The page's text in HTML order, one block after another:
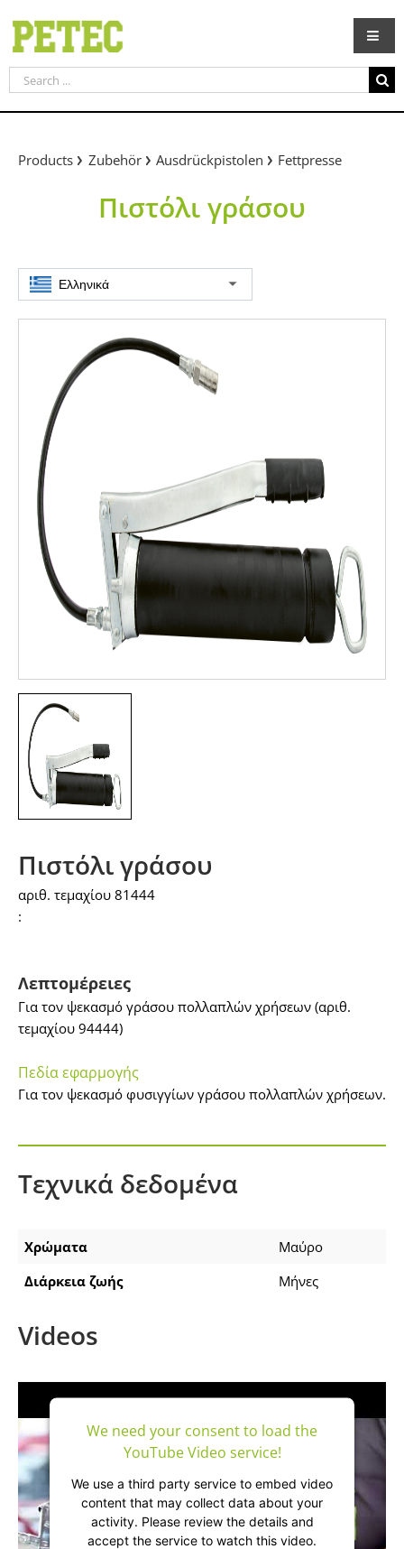
content
Search
for:
Products Zubehör Ausdrückpistolen Fettpresse
Πιστόλι γράσου
Ελληνικά
Πιστόλι γράσου
αριθ. τεμαχίου 81444
:
Λεπτομέρειες
Για τον ψεκασμό γράσου πολλαπλών χρήσεων (αριθ.
τεμαχίου 94444)
Πεδία εφαρμογής
Για τον ψεκασμό φυσιγγίων γράσου πολλαπλών χρήσεων.
Τεχνικά δεδομένα
Χρώματα
Μαύρο
Διάρκεια ζωής
Μήνες
Videos
We need your consent to load the
YouTube Video service!
We use a third party service to embed video
content that may collect data about your
activity. Please review the details and
accept the service to watch this video.